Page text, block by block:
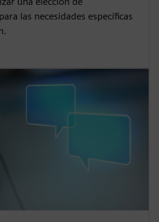
las necesidades específicas